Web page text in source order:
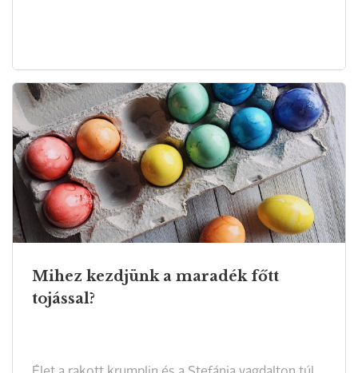
Mihez kezdjünk a maradék főtt
tojással?